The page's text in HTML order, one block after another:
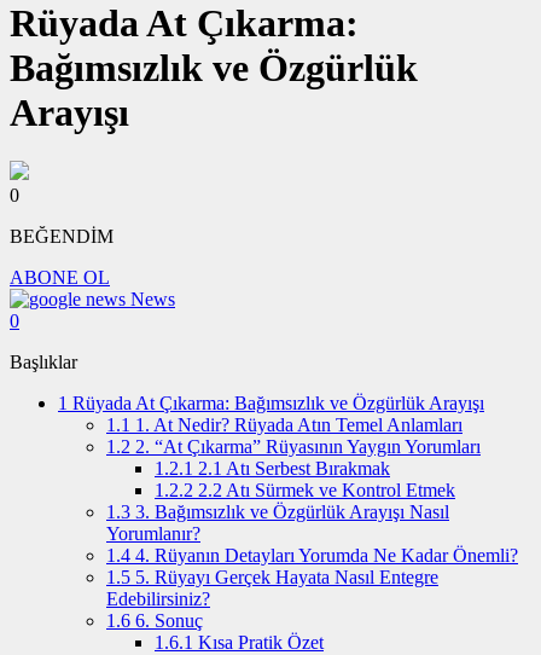
Rüyada At Çıkarma:
Bağımsızlık ve Özgürlük
Arayışı
0
BEĞENDİM
ABONE OL
News
0
Başlıklar
1 Rüyada At Çıkarma: Bağımsızlık ve Özgürlük Arayışı
1.1 1. At Nedir? Rüyada Atın Temel Anlamları
1.2 2. “At Çıkarma” Rüyasının Yaygın Yorumları
1.2.1 2.1 Atı Serbest Bırakmak
1.2.2 2.2 Atı Sürmek ve Kontrol Etmek
1.3 3. Bağımsızlık ve Özgürlük Arayışı Nasıl
Yorumlanır?
1.4 4. Rüyanın Detayları Yorumda Ne Kadar Önemli?
1.5 5. Rüyayı Gerçek Hayata Nasıl Entegre
Edebilirsiniz?
1.6 6. Sonuç
1.6.1 Kısa Pratik Özet